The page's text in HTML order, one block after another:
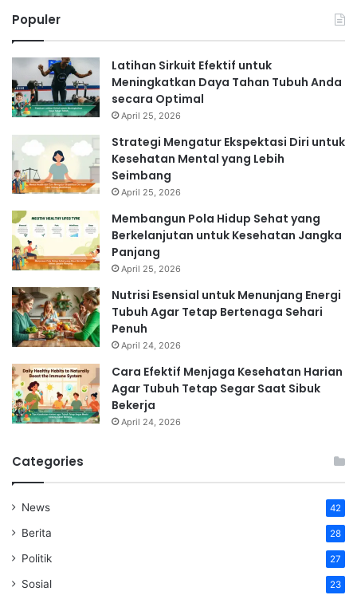
Populer
Latihan Sirkuit Efektif untuk
Meningkatkan Daya Tahan Tubuh Anda
secara Optimal
April 25, 2026
Strategi Mengatur Ekspektasi Diri untuk
Kesehatan Mental yang Lebih
Seimbang
April 25, 2026
Membangun Pola Hidup Sehat yang
Berkelanjutan untuk Kesehatan Jangka
Panjang
April 25, 2026
Nutrisi Esensial untuk Menunjang Energi
Tubuh Agar Tetap Bertenaga Sehari
Penuh
April 24, 2026
Cara Efektif Menjaga Kesehatan Harian
Agar Tubuh Tetap Segar Saat Sibuk
Bekerja
April 24, 2026
Categories
News 42
Berita 28
Politik 27
Sosial 23